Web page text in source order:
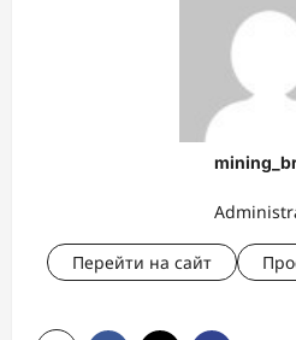
Перейти на сайт